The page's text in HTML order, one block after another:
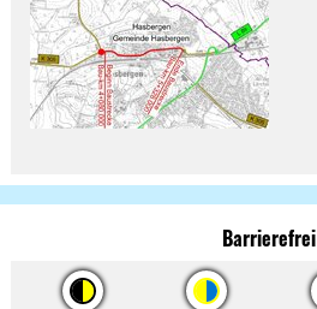
Barrierefrei